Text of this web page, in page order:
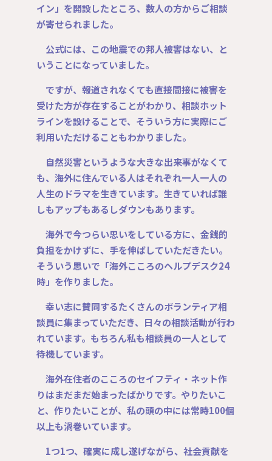
イン」を開設したところ、数人の方からご相談
が寄せられました。
公式には、この地震での邦人被害はない、と
いうことになっていました。
ですが、報道されなくても直接間接に被害を
受けた方が存在することがわかり、相談ホット
ラインを設けることで、そういう方に実際にご
利用いただけることもわかりました。
自然災害というような大きな出来事がなくて
も、海外に住んでいる人はそれぞれ一人一人の
人生のドラマを生きています。生きていれば誰
しもアップもあるしダウンもあります。
海外で今つらい思いをしている方に、金銭的
負担をかけずに、手を伸ばしていただきたい。
そういう思いで「海外こころのヘルプデスク24
時」を作りました。
幸い志に賛同するたくさんのボランティア相
談員に集まっていただき、日々の相談活動が行わ
れています。もちろん私も相談員の一人として
待機しています。
海外在住者のこころのセイフティ・ネット作
りはまだまだ始まったばかりです。やりたいこ
と、作りたいことが、私の頭の中には常時100個
以上も渦巻いています。
1つ1つ、確実に成し遂げながら、社会貢献を